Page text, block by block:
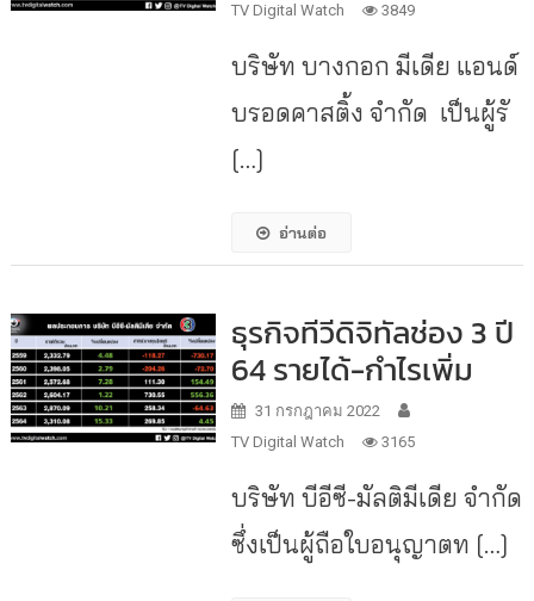
TV Digital Watch
3849
บริษัท บางกอก มีเดีย แอนด์
บรอดคาสติ้ง จำกัด เป็นผู้รั
[…]
อ่านต่อ
ธุรกิจทีวีดิจิทัลช่อง 3 ปี
64 รายได้-กำไรเพิ่ม
31 กรกฎาคม 2022
TV Digital Watch
3165
บริษัท บีอีซี-มัลติมีเดีย จำกัด
ซึ่งเป็นผู้ถือใบอนุญาตท […]